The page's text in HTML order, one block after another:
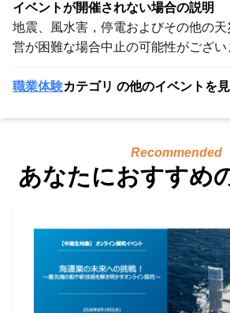
イベントが開催されない場合の説明
地震、風水害，停電およびその他の
営が困難な場合中止の可能性がござい
職業体験カテゴリ の他のイベントを
あなたにおすすめ
Recommended